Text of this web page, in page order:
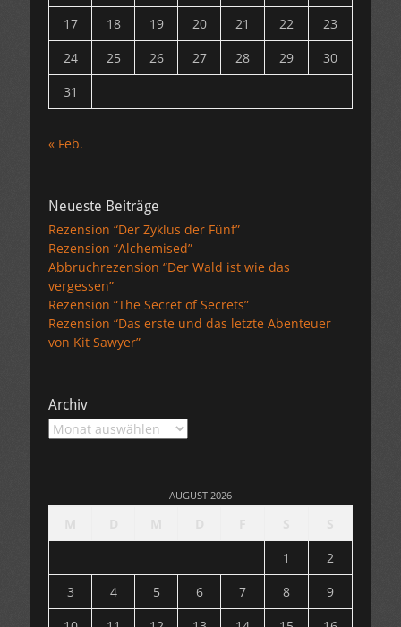
17
18 19 20 21 22
23
24
25 26 27 28 29
30
31
« Feb.
Neueste Beiträge
Rezension “Der Zyklus der Fünf”
Rezension “Alchemised”
Abbruchrezension “Der Wald ist wie das
vergessen”
Rezension “The Secret of Secrets”
Rezension “Das erste und das letzte Abenteuer
von Kit Sawyer”
Archiv
Archiv
AUGUST 2026
1
2
3
4 5 6 7 8
9